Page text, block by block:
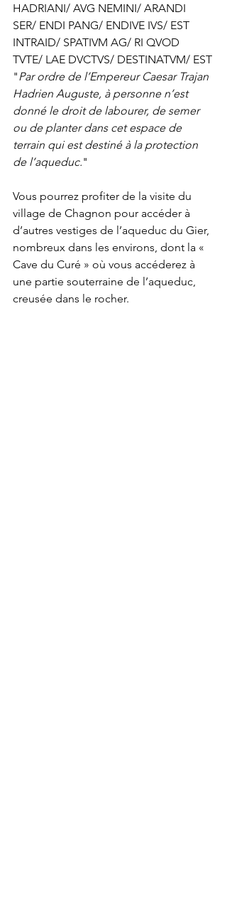
HADRIANI/ AVG NEMINI/ ARANDI
SER/ ENDI PANG/ ENDIVE IVS/ EST
INTRAID/ SPATIVM AG/ RI QVOD
TVTE/ LAE DVCTVS/ DESTINATVM/ EST
" Par ordre de l’Empereur Caesar Trajan
Hadrien Auguste, à personne n’est
donné le droit de labourer, de semer
ou de planter dans cet espace de
terrain qui est destiné à la protection
de l’aqueduc."
Vous pourrez profiter de la visite du
village de Chagnon pour accéder à
d’autres vestiges de l’aqueduc du Gier,
nombreux dans les environs, dont la «
Cave du Curé » où vous accéderez à
une partie souterraine de l’aqueduc,
creusée dans le rocher.